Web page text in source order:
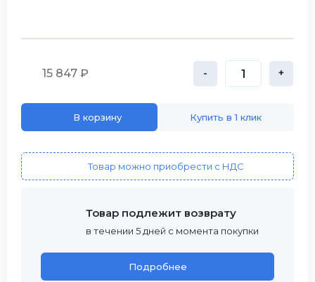
15 847 ₽ - +
В корзину Купить в 1 клик
Товар можно приобрести с НДС
Товар подлежит возврату
в течении 5 дней с момента покупки
Подробнее